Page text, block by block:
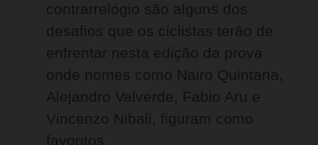
contrarrelógio são alguns dos
desafios que os ciclistas terão de
enfrentar nesta edição da prova
onde nomes como Nairo Quintana,
Alejandro Valverde, Fabio Aru e
Vincenzo Nibali, figuram como
favoritos.